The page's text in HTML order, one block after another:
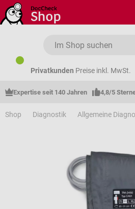
Zum Hauptinhalt springen
Privatkunden Preise inkl. MwSt.
Expertise seit 140 Jahren 4,8/5
Shop Diagnostik Allgemeine